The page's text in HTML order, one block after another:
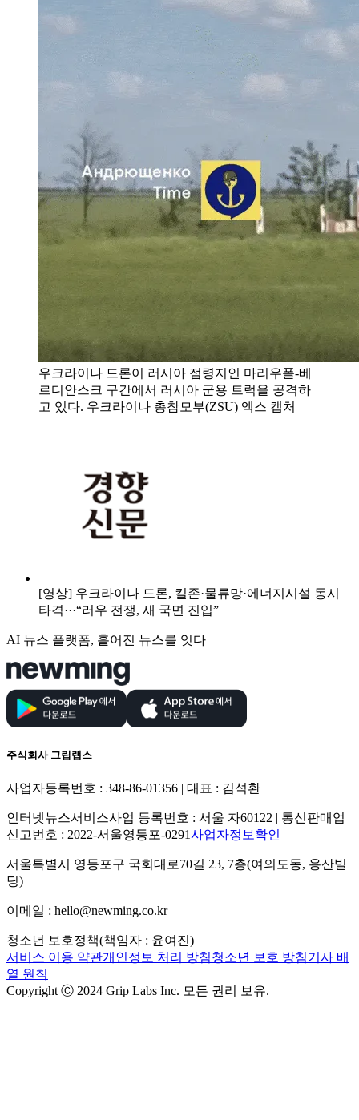
우크라이나 드론이 러시아 점령지인 마리우폴-베
르디안스크 구간에서 러시아 군용 트럭을 공격하
고 있다. 우크라이나 총참모부(ZSU) 엑스 캡처
[영상] 우크라이나 드론, 킬존·물류망·에너지시설 동시
타격···“러우 전쟁, 새 국면 진입”
AI 뉴스 플랫폼, 흩어진 뉴스를 잇다
주식회사 그립랩스
사업자등록번호 : 348-86-01356 | 대표 : 김석환
인터넷뉴스서비스사업 등록번호 : 서울 자60122 | 통신판매업
신고번호 : 2022-서울영등포-0291사업자정보확인
서울특별시 영등포구 국회대로70길 23, 7층(여의도동, 용산빌
딩)
이메일 : hello@newming.co.kr
청소년 보호정책(책임자 : 윤여진)
서비스 이용 약관개인정보 처리 방침청소년 보호 방침기사 배
열 원칙
Copyright Ⓒ 2024 Grip Labs Inc. 모든 권리 보유.